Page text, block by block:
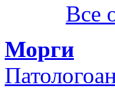
Все
Морги